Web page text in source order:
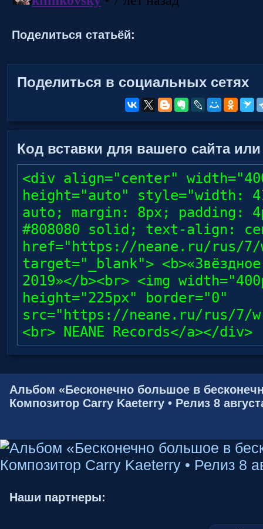
Поделиться статьёй:
Поделиться в социальных сетях
Код вставки для вашего сайта
<div align="center"
height="auto" style="width:
auto; margin: 8px; padding:
#808080 solid; text-align:
href="https://neane.ru/rus/7/
target="_blank">
2019»</b><br> <img
height="225px" border="0"
src="https://neane.ru/rus/7/
<br> NEANE Records</a></div>
Альбом «Бесконечно большое в
Композитор Carry Kaeterry • Релиз 8
Наши партнеры: